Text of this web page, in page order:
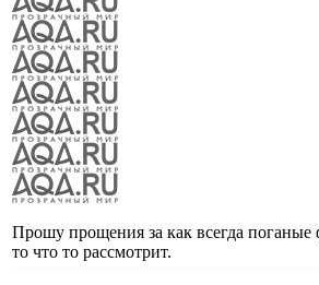
Прошу прощения за как всегда поганые
то что то рассмотрит.